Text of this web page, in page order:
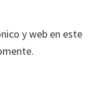
y web en este